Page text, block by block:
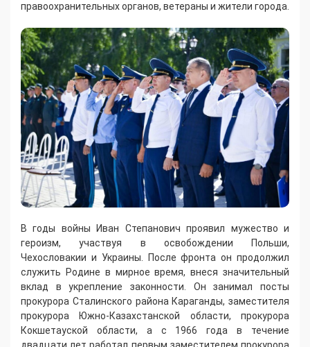
правоохранительных органов, ветераны и жители города.
В годы войны Иван Степанович проявил мужество и
героизм, участвуя в освобождении Польши,
Чехословакии и Украины. После фронта он продолжил
служить Родине в мирное время, внеся значительный
вклад в укрепление законности. Он занимал посты
прокурора Сталинского района Караганды, заместителя
прокурора Южно-Казахстанской области, прокурора
Кокшетауской области, а с 1966 года в течение